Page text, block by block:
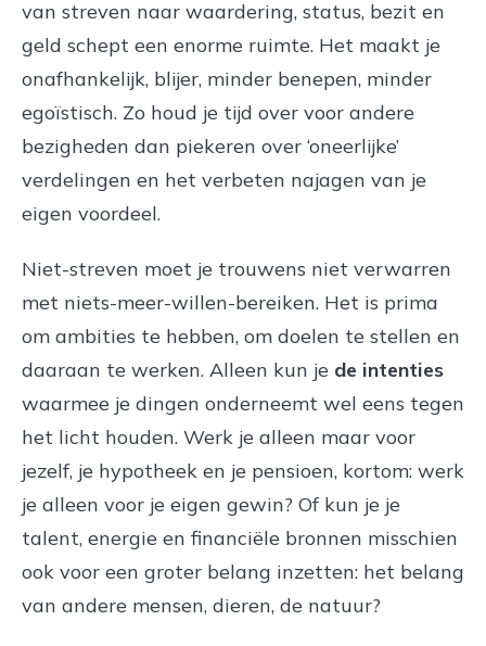
van streven naar waardering, status, bezit en
geld schept een enorme ruimte. Het maakt je
onafhankelijk, blijer, minder benepen, minder
egoïstisch. Zo houd je tijd over voor andere
bezigheden dan piekeren over ‘oneerlijke’
verdelingen en het verbeten najagen van je
eigen voordeel.
Niet-streven moet je trouwens niet verwarren
met niets-meer-willen-bereiken. Het is prima
om ambities te hebben, om doelen te stellen en
daaraan te werken. Alleen kun je de intenties
waarmee je dingen onderneemt wel eens tegen
het licht houden. Werk je alleen maar voor
jezelf, je hypotheek en je pensioen, kortom: werk
je alleen voor je eigen gewin? Of kun je je
talent, energie en financiële bronnen misschien
ook voor een groter belang inzetten: het belang
van andere mensen, dieren, de natuur?